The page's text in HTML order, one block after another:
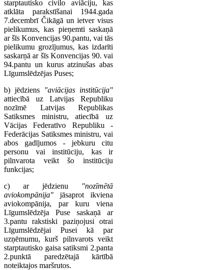
starptautisko civilo aviāciju, kas
atklāta parakstīšanai 1944.gada
7.decembrī Čikāgā un ietver visus
pielikumus, kas pieņemti saskaņā
ar šīs Konvencijas 90.pantu, vai tās
pielikumu grozījumus, kas izdarīti
saskarņā ar šīs Konvencijas 90. vai
94.pantu un kurus atzinušas abas
Līgumslēdzējas Puses;
b) jēdziens
"aviācijas institūcija"
attiecībā uz Latvijas Republiku
nozīmē Latvijas Republikas
Satiksmes ministru, atiecībā uz
Vācijas Federatīvo Republiku -
Federācijas Satiksmes ministru, vai
abos gadījumos - jebkuru citu
personu vai institūciju, kas ir
pilnvarota veikt šo institūciju
funkcijas;
c) ar jēdzienu
"nozīmētā
aviokompānija" jāsaprot ikviena
aviokompānija, par kuru viena
Līgumslēdzēja Puse saskaņā ar
3.pantu rakstiski paziņojusi otrai
Līgumslēdzējai Pusei kā par
uzņēmumu, kurš pilnvarots veikt
starptautisko gaisa satiksmi 2.panta
2.punktā paredzētajā kārtībā
noteiktajos maršrutos.